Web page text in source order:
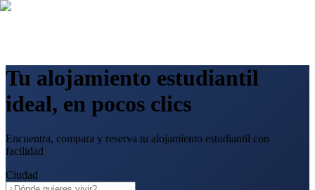
Tu alojamiento estudiantil
ideal, en pocos clics
Encuentra, compara y reserva tu alojamiento estudiantil con
facilidad
Ciudad